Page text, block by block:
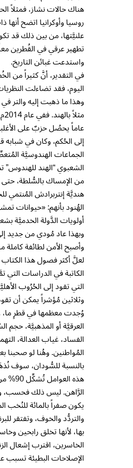
هناك حالات نشاز، فمثلاً
روسيا وأوكرانيا اتضح
علنيَّتها، من بين ذلك قد
تطهير عرقي في القُطرين
واستدعت غبائن التاريخ.
في التقدير، أنَّ كثيراً من
اليوم، فقد تضاءلت
وهذا ما ذهبت إليه والتر
عاماً يحصُل حزبٌ على
إلى الحُكم، وكان في
الجماعات الهندوسيَّة
الشعبوي “الهند
من الإمساك بالسُّلطة، حتى
هنديَّة إنتربرادش
الهُنود بأنهم: «حيوانات
أولويات الدَّولة الخدميَّة
وأصبح الأمن لطائفة كاملة
لعلَّ أكثر فصول هذا الكتاب
الكاتبة في الدراسات
التي تقود إلى الحُرُوب
وثلاثين مُؤشراً يمكن أن
وُجدت معظمها في قطرٍ ما،
العرقيَّة أو المذهبيَّة، حجم
الفساد، غياب العدالة،
المُواطنين. وهُنا لو صحبنا
بالنسبة للسُّودان، سوف
هذه
الرَّاهن. ليس ذلك فحسب،
يكون صفراً بالمائة للنُخب
والتردُّد والخوف، وتفتقر
بها، لأنها تخلق رابحين
الخاسرين، اقترب إشعال
الإصلاحات البطيئة تسبب